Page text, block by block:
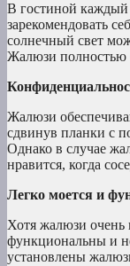
В гостиной каждый
зарекомендовать
солнечный свет
Жалюзи полностью
Жалюзи
сдвинув планки с
Однако в случае
нравится, когда
Легко моется и
Хотя жалюзи очень
функциональны и
установлены